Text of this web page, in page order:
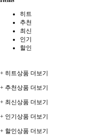
히트
추천
최신
인기
할인
+ 히트상품 더보기
+ 추천상품 더보기
+ 최신상품 더보기
+ 인기상품 더보기
+ 할인상품 더보기